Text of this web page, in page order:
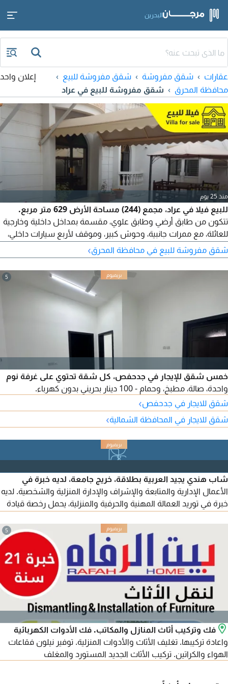
البحرين
عقارات شقق مفروشة
شقق مفروشة للبيع
محافظة المحرق
شقق مفروشة للبيع في عراد
إعلان واحد
منذ 25 يوم
للبيع فيلا في عراد، مجمع (244) مساحة الأرض 629 متر مربع.
تتكون من طابق أرضي وطابق علوي، مقسمة بمداخل داخلية وخارجية
للعائلة، مع ممرات جانبية، وحوش كبير، وموقف لأربع سيارات داخلي،
غرف، و10 حمامات، و3 صالات، ومجلسين. السعر 250 ألف دينار
بحريني قابل للتفاوض
شقق مفروشة للبيع في محافظة المحرق›
5
خمس شقق للإيجار في جدحفص، كل شقة تحتوي على غرفة نوم
واحدة، صالة، مطبخ، وحمام - 100 دينار بحريني بدون كهرباء.
شقق للايجار في جدحفص›
شقق للايجار في المحافظة الشمالية›
شاب هندي يجيد العربية بطلاقة، خريج جامعة، لديه خبرة في
الأعمال الإدارية والمتابعة والإشراف والإدارة المنزلية والشخصية. لديه
خبرة في توريد العمالة المهنية والحرفية والمنزلية، يحمل رخصة قيادة
5
فك وتركيب أثاث المنازل والمكاتب. فك الأدوات الكهربائية
واعادة تركيبها. تغليف الأثاث والأدوات المنزلية. توفير نيلون فقاعات
الهواء والكراتين. تركيب الأثاث الجديد المستورد والمغلف